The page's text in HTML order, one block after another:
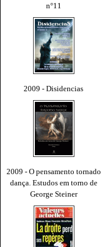
n°11
2009 - Disidencias
2009 - O pensamento tornado
dança. Estudos em torno de
George Steiner